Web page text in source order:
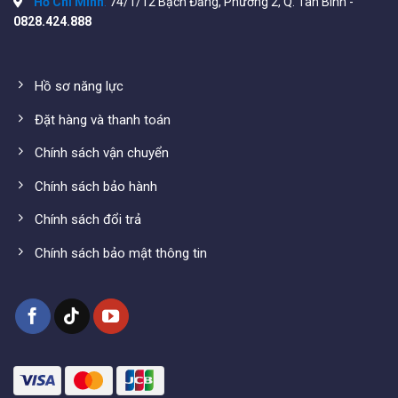
Trọng lượng: 0.881 kg
to
28 dBm
https://www.cambiumnetworks.com/products/wifi/
e500-wifi-access-point/
0828.424.888
Hồ sơ năng lực
Đặt hàng và thanh toán
Chính sách vận chuyển
Chính sách bảo hành
Chính sách đổi trả
Chính sách bảo mật thông tin